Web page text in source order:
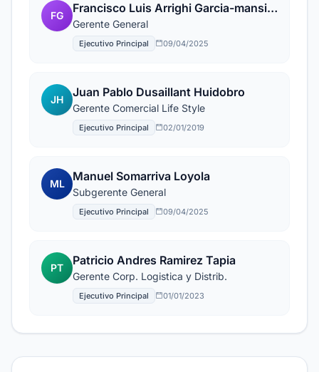
FG
Francisco Luis Arrighi Garcia-mansilla
Gerente General
Ejecutivo Principal 09/04/2025
JH
Juan Pablo Dusaillant Huidobro
Gerente Comercial Life Style
Ejecutivo Principal 02/01/2019
ML
Manuel Somarriva Loyola
Subgerente General
Ejecutivo Principal 09/04/2025
PT
Patricio Andres Ramirez Tapia
Gerente Corp. Logistica y Distrib.
Ejecutivo Principal 01/01/2023